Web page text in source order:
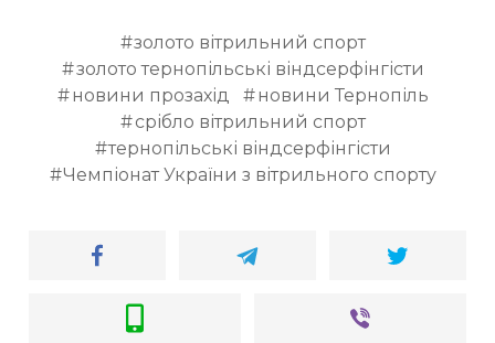
золото вітрильний спорт
золото тернопільські віндсерфінгісти
новини прозахід
новини Тернопіль
срібло вітрильний спорт
тернопільські віндсерфінгісти
Чемпіонат України з вітрильного спорту